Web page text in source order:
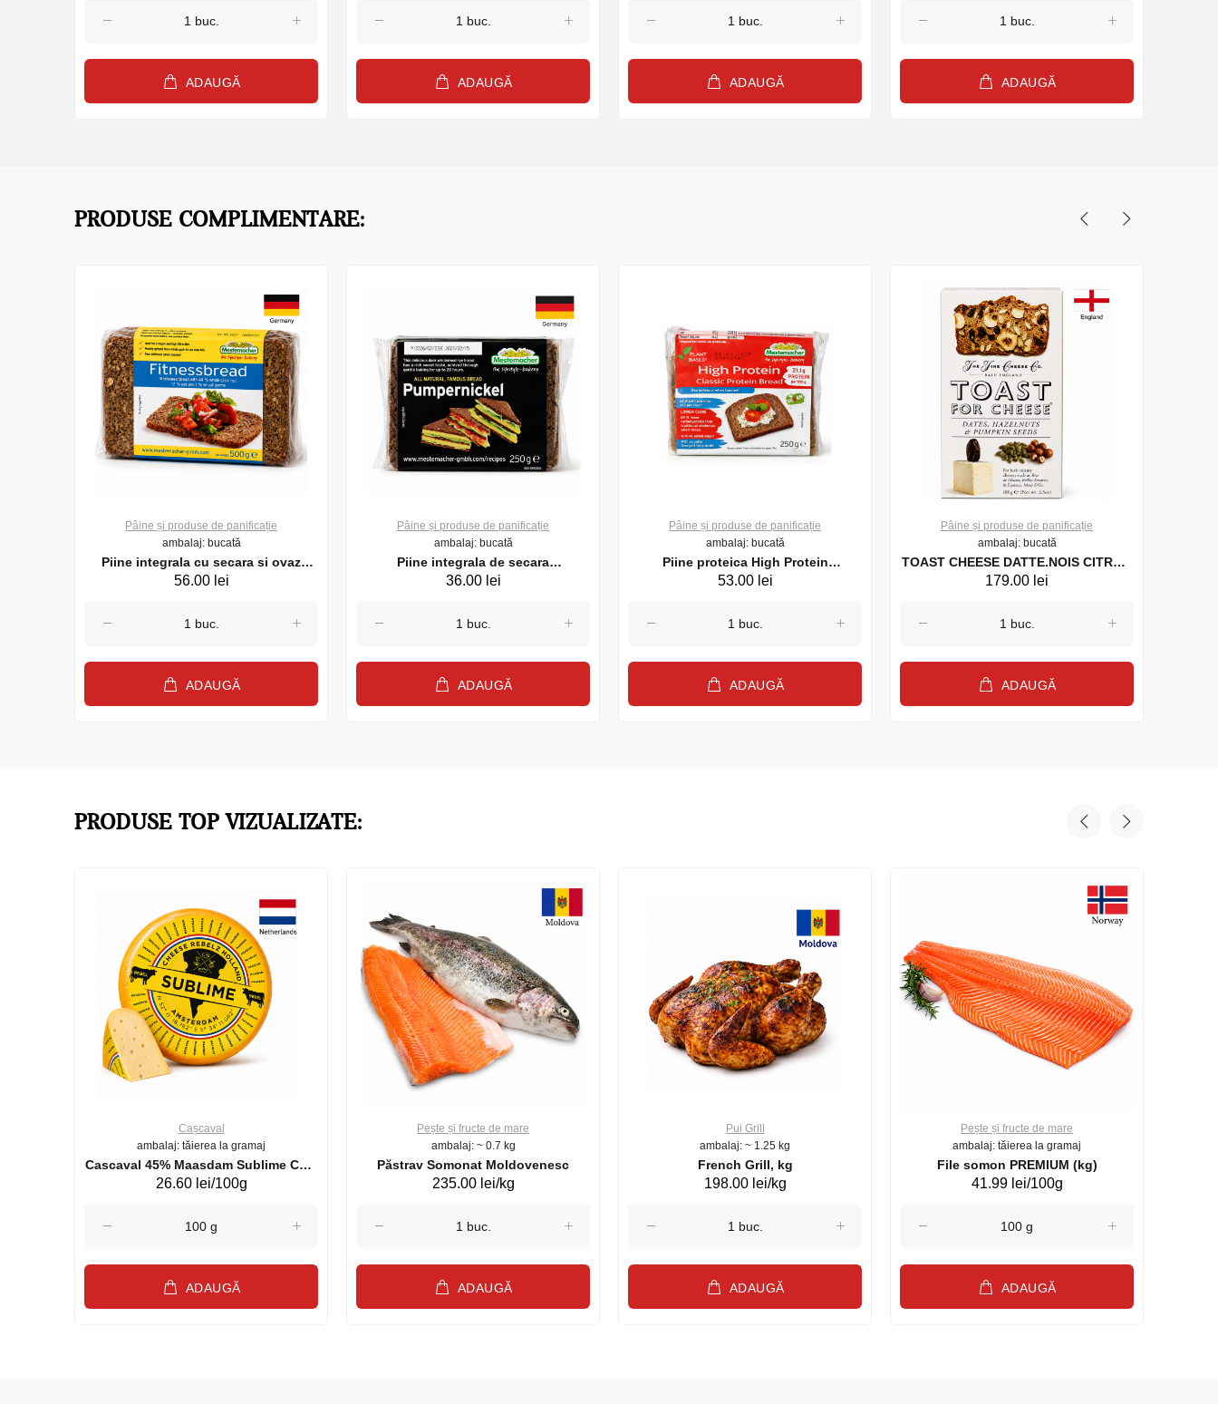
ADAUGĂ ADAUGĂ ADAUGĂ ADAUGĂ
PRODUSE COMPLIMENTARE:
Pâine și produse de panificație
ambalaj: bucată
Piine integrala cu secara si ovaz
Fitnessbread Mestemacher, 500 g
56.00 lei
ADAUGĂ
Pâine și produse de panificație
ambalaj: bucată
Piine integrala de secara
Pumpernickel Mestemacher, 250 g
36.00 lei
ADAUGĂ
Pâine și produse de panificație
ambalaj: bucată
Piine proteica High Protein
Mestemacher, 250 g
53.00 lei
ADAUGĂ
Pâine și produse de panificație
ambalaj: bucată
TOAST CHEESE DATTE.NOIS CITROU
100G (26793)
179.00 lei
ADAUGĂ
PRODUSE TOP VIZUALIZATE:
Cașcaval
ambalaj: tăierea la gramaj
Cascaval 45% Maasdam Sublime Cow
(075002)
26.60 lei/100g
ADAUGĂ
Pește și fructe de mare
ambalaj: ~ 0.7 kg
Păstrav Somonat Moldovenesc
235.00 lei/kg
ADAUGĂ
Pui Grill
ambalaj: ~ 1.25 kg
French Grill, kg
198.00 lei/kg
ADAUGĂ
Pește și fructe de mare
ambalaj: tăierea la gramaj
File somon PREMIUM (kg)
41.99 lei/100g
ADAUGĂ